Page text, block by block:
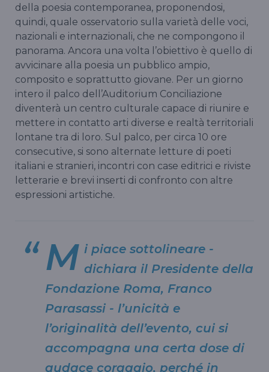
della poesia contemporanea, proponendosi,
quindi, quale osservatorio sulla varietà delle voci,
nazionali e internazionali, che ne compongono il
panorama. Ancora una volta l’obiettivo è quello di
avvicinare alla poesia un pubblico ampio,
composito e soprattutto giovane. Per un giorno
intero il palco dell’Auditorium Conciliazione
diventerà un centro culturale capace di riunire e
mettere in contatto arti diverse e realtà territoriali
lontane tra di loro. Sul palco, per circa 10 ore
consecutive, si sono alternate letture di poeti
italiani e stranieri, incontri con case editrici e riviste
letterarie e brevi inserti di confronto con altre
espressioni artistiche.
M i piace sottolineare -
dichiara il Presidente della
Fondazione Roma, Franco
Parasassi - l’unicità e
l’originalità dell’evento, cui si
accompagna una certa dose di
audace coraggio, perché in